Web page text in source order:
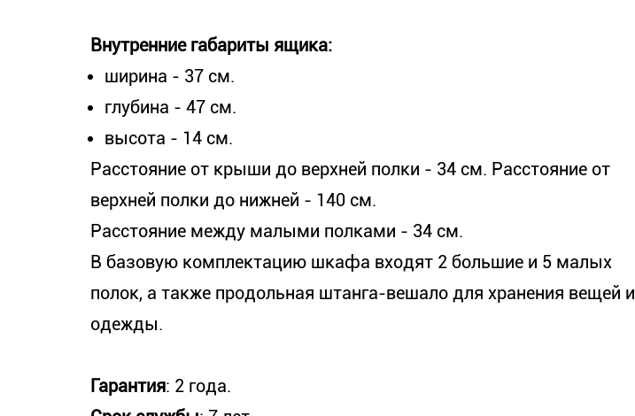
Внутренние габариты ящика:
ширина - 37 см.
глубина - 47 см.
высота - 14 см.
Расстояние от крыши до верхней полки - 34 см. Расстояние от
верхней полки до нижней - 140 см.
Расстояние между малыми полками - 34 см.
В базовую комплектацию шкафа входят 2 большие и 5 малых
полок, а также продольная штанга-вешало для хранения вещей и
одежды.
Гарантия: 2 года.